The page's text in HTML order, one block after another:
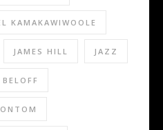
KAMAKAWIWOOLE
JAMES HILL JAZZ